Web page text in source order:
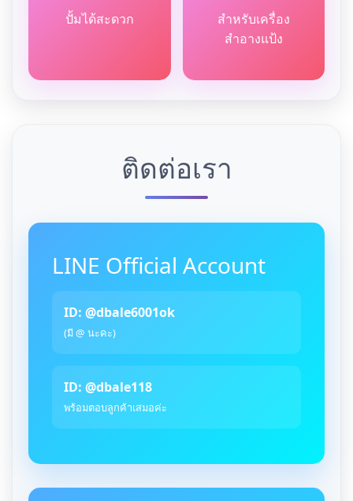
ปั้มได้สะดวก
สำหรับเครื่อง
สำอางแป้ง
ติดต่อเรา
LINE Official Account
ID: @dbale6001ok
(มี @ นะคะ)
ID: @dbale118
พร้อมตอบลูกค้าเสมอค่ะ